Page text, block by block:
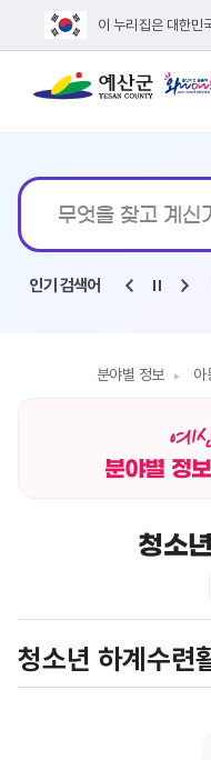
이 누리집은 대한민
인기 검색어
기차보조금 #인사발령
분야별 정보 아
분야별 정보
청소
청소년 하계수련